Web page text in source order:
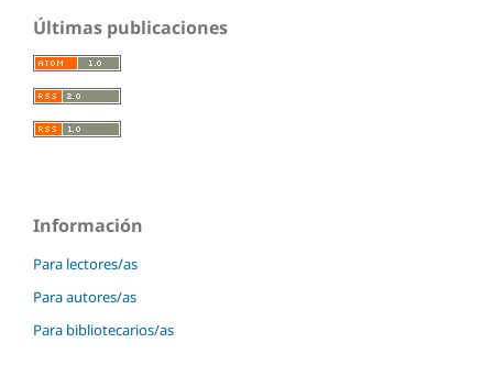
Últimas publicaciones
Información
Para lectores/as
Para autores/as
Para bibliotecarios/as